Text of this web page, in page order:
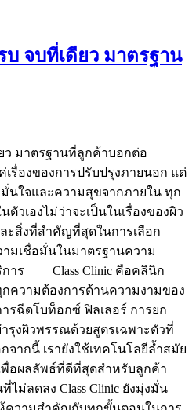
บ จบที่เดียว มาตรฐาน
ดียว มาตรฐานที่ลูกค้าบอกต่อ
รื่องของการปรับปรุงภายนอก แต่
มั่นใจและความสุขจากภายใน ทุก
วเองไม่ว่าจะเป็นในเรื่องของผิว
ะสิ่งที่สำคัญที่สุดในการเลือก
มเชื่อมั่นในมาตรฐานความ
การ Class Clinic คือคลินิก
ความต้องการด้านความงามของ
รฉีดโบท็อกซ์ ฟิลเลอร์ การยก
รุงผิวพรรณด้วยสูตรเฉพาะตัวที่
ากนี้ เรายังใช้เทคโนโลยีล้ำสมัย
เพื่อผลลัพธ์ที่ดีที่สุดสำหรับลูกค้า
ม่ลดลง Class Clinic ยังมุ่งมั่น